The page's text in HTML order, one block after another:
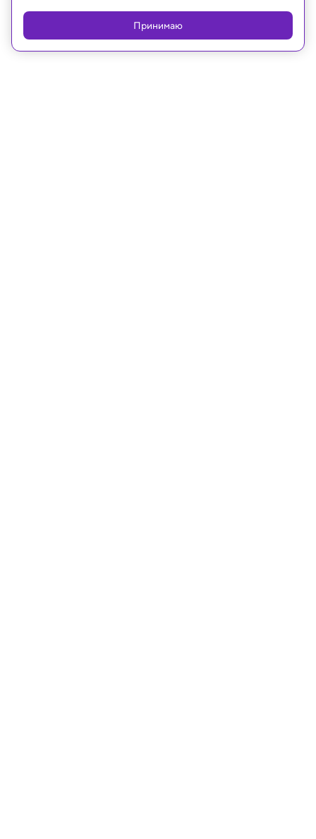
Принимаю